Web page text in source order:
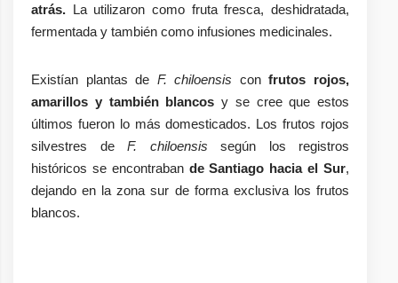
atrás. La utilizaron como fruta fresca, deshidratada,
fermentada y también como infusiones medicinales.
Existían plantas de F. chiloensis confrutos rojos,
amarillos y también blancos y se cree que estos
últimos fueron lo más domesticados. Los frutos rojos
silvestres de F. chiloensis según los registros
históricos se encontrabande Santiago hacia el Sur,
dejando en la zona sur de forma exclusiva los frutos
blancos.